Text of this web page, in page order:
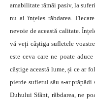
amabilitate rămâi pasiv, la
nu ai înțeles răbdarea.
nevoie de această calitate.
vă veți câștiga sufletele
este ceva care ne poate
câștige această lume, și ce ar
pierde sufletul său s-ar prăpădi
Duhului Sfânt, răbdarea, ne